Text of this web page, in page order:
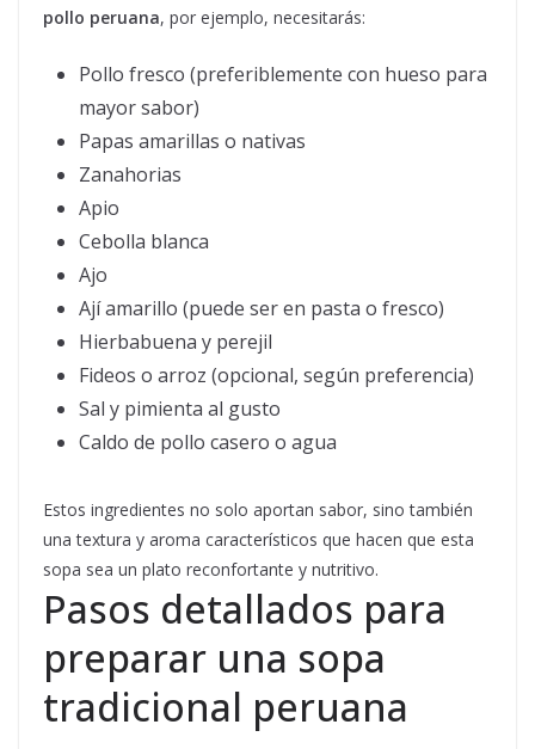
pollo peruana, por ejemplo, necesitarás:
Pollo fresco (preferiblemente con hueso para
mayor sabor)
Papas amarillas o nativas
Zanahorias
Apio
Cebolla blanca
Ajo
Ají amarillo (puede ser en pasta o fresco)
Hierbabuena y perejil
Fideos o arroz (opcional, según preferencia)
Sal y pimienta al gusto
Caldo de pollo casero o agua
Estos ingredientes no solo aportan sabor, sino también
una textura y aroma característicos que hacen que esta
sopa sea un plato reconfortante y nutritivo.
Pasos detallados para
preparar una sopa
tradicional peruana